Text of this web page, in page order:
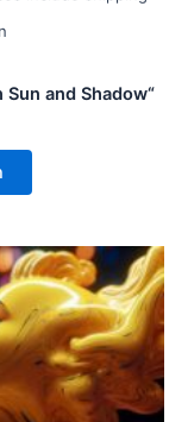
and Shadow“
Dieses
Produkt
weist
mehrere
Varianten